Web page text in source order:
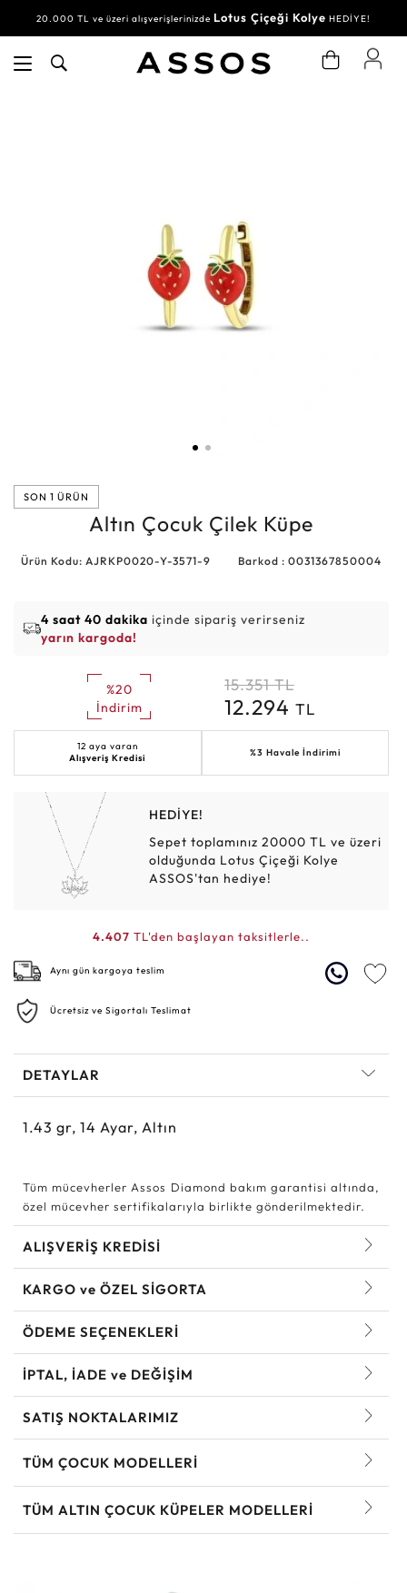
20.000 TL ve üzeri alışverişlerinizde Lotus Çiçeği Kolye HEDİYE!
SON 1 ÜRÜN
Altın Çocuk Çilek Küpe
Ürün Kodu: AJRKP0020-Y-3571-9 Barkod : 0031367850004
4 saat 40 dakika içinde sipariş verirseniz
yarın kargoda!
%20
İndirim
15.351 TL
12.294 TL
12 aya varan
Alışveriş Kredisi
%3 Havale İndirimi
HEDİYE!
Sepet toplamınız 20000 TL ve üzeri
olduğunda Lotus Çiçeği Kolye
ASSOS'tan hediye!
4.407 TL'den başlayan taksitlerle..
Aynı gün kargoya teslim
Ücretsiz ve Sigortalı Teslimat
DETAYLAR
1.43 gr, 14 Ayar, Altın
Tüm mücevherler Assos Diamond bakım garantisi altında,
özel mücevher sertifikalarıyla birlikte gönderilmektedir.
ALIŞVERİŞ KREDİSİ
KARGO ve ÖZEL SİGORTA
ÖDEME SEÇENEKLERİ
İPTAL, İADE ve DEĞİŞİM
SATIŞ NOKTALARIMIZ
TÜM ÇOCUK MODELLERI
TÜM ALTIN ÇOCUK KÜPELER MODELLERI